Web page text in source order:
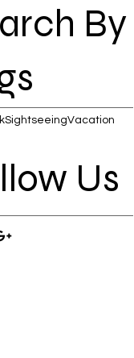
By
SightseeingVacation
Us